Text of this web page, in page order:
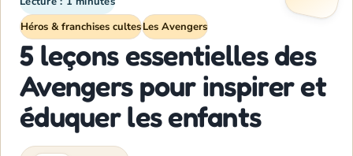
Héros & franchises cultesLes Avengers
5 leçons essentielles des
Avengers pour inspirer et
éduquer les enfants